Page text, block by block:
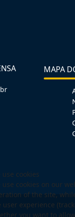
MAPA
use cookies
use cookies on our
of the site,
user experience
you want to